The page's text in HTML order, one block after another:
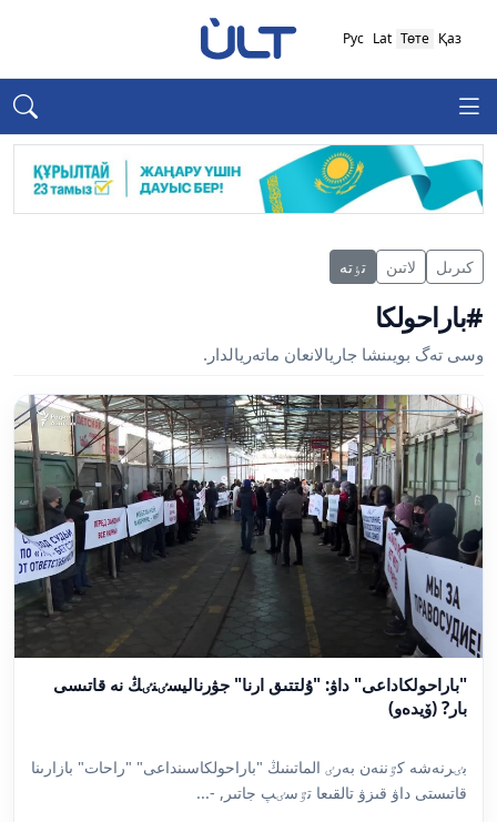
Қаз
Төте
Lat
Рус
كىرىل لاتىن تٶتە
#باراحولكا
وسى تەگ بويىنشا جاريالانعان ماتەريالدار.
"باراحولكاداعى" داۋ: "ۇلتتىق ارنا" جۋرناليسٸنٸڭ نە قاتىسى
بار? (ۆيدەو)
بٸرنەشە كٷننەن بەرٸ الماتىنىڭ "باراحولكاسىنداعى" "راحات" بازارىنا
قاتىستى داۋ قىزۋ تالقىعا تٷسٸپ جاتىر, -...